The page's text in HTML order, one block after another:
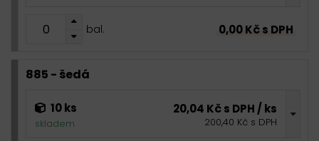
bal. 0,00 Kč s DPH
885 - šedá
10 ks
skladem
20,04 Kč s DPH / ks
200,40 Kč s DPH